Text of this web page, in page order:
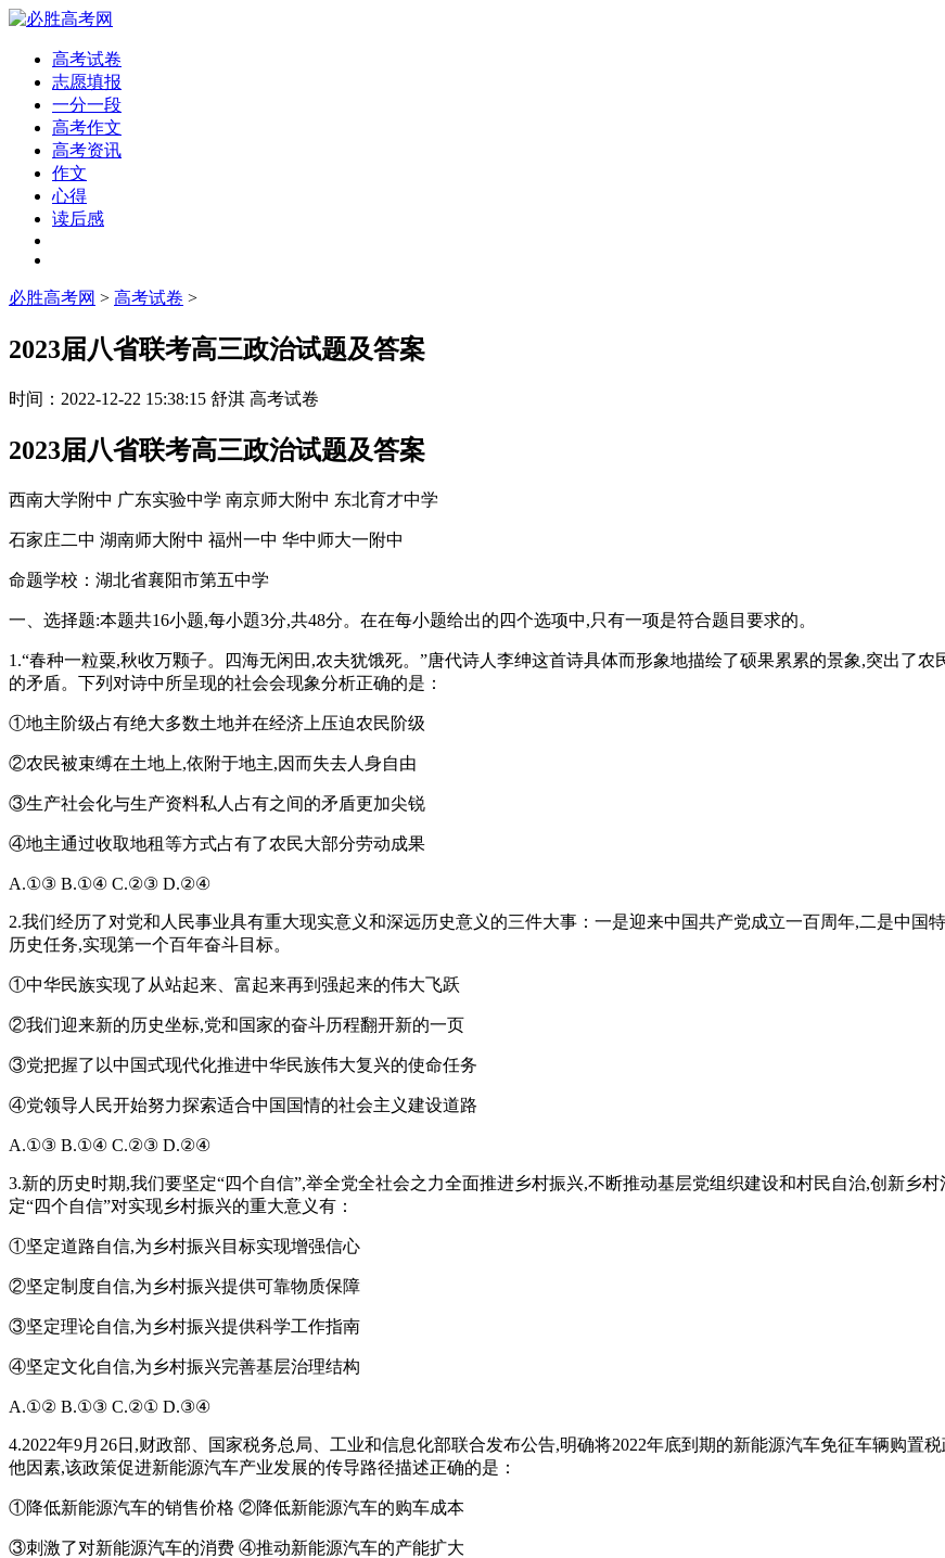
高考试卷
志愿填报
一分一段
高考作文
高考资讯
作文
心得
读后感
必胜高考网 > 高考试卷 >
2023届八省联考高三政治试题及答案
时间： 2022-12-22 15:38:15 舒淇 高考试卷
2023届八省联考高三政治试题及答案
西南大学附中 广东实验中学 南京师大附中 东北育才中学
石家庄二中 湖南师大附中 福州一中 华中师大一附中
命题学校：湖北省襄阳市第五中学
一、选择题:本题共16小题,每小題3分,共48分。在在每小题给出的四个选项中,只有一项是符合题目要求的。
1.“春种一粒粟,秋收万颗子。四海无闲田,农夫犹饿死。”唐代诗人李绅这首诗具体而形象地描绘了硕果累累的景象,突出了
的矛盾。下列对诗中所呈现的社会会现象分析正确的是：
①地主阶级占有绝大多数土地并在经济上压迫农民阶级
②农民被束缚在土地上,依附于地主,因而失去人身自由
③生产社会化与生产资料私人占有之间的矛盾更加尖锐
④地主通过收取地租等方式占有了农民大部分劳动成果
A.①③ B.①④ C.②③ D.②④
2.我们经历了对党和人民事业具有重大现实意义和深远历史意义的三件大事：一是迎来中国共产党成立一百周年,二是中国
历史任务,实现第一个百年奋斗目标。
①中华民族实现了从站起来、富起来再到强起来的伟大飞跃
②我们迎来新的历史坐标,党和国家的奋斗历程翻开新的一页
③党把握了以中国式现代化推进中华民族伟大复兴的使命任务
④党领导人民开始努力探索适合中国国情的社会主义建设道路
A.①③ B.①④ C.②③ D.②④
3.新的历史时期,我们要坚定“四个自信”,举全党全社会之力全面推进乡村振兴,不断推动基层党组织建设和村民自治,创新乡
定“四个自信”对实现乡村振兴的重大意义有：
①坚定道路自信,为乡村振兴目标实现增强信心
②坚定制度自信,为乡村振兴提供可靠物质保障
③坚定理论自信,为乡村振兴提供科学工作指南
④坚定文化自信,为乡村振兴完善基层治理结构
A.①② B.①③ C.②① D.③④
4.2022年9月26日,财政部、国家税务总局、工业和信息化部联合发布公告,明确将2022年底到期的新能源汽车免征车辆购置
他因素,该政策促进新能源汽车产业发展的传导路径描述正确的是：
①降低新能源汽车的销售价格 ②降低新能源汽车的购车成本
③刺激了对新能源汽车的消费 ④推动新能源汽车的产能扩大